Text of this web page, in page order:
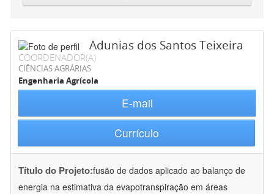
Adunias dos Santos Teixeira
COORDENADOR(A)
CIÊNCIAS AGRÁRIAS
Engenharia Agrícola
E-mail
Currículo
Título do Projeto:fusão de dados aplicado ao balanço de
energia na estimativa da evapotranspiração em áreas